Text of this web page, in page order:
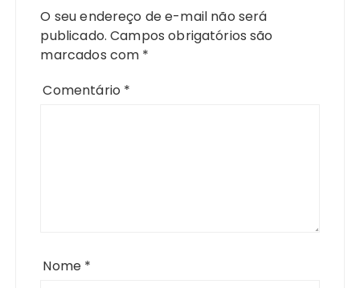
O seu endereço de e-mail não será
publicado. Campos obrigatórios são
marcados com *
Comentário *
Nome *